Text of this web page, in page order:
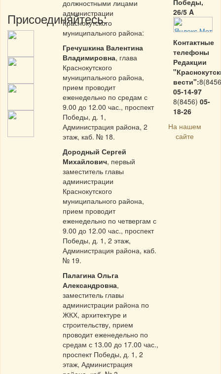
Присоединяйтесь:
должностными лицами
администрации
Краснокутского
муниципального района:
Гречушкина Валентина
Владимировна, глава
Краснокутского
муниципального района,
прием проводит
еженедельно по средам с
9.00 до 12.00 час., проспект
Победы, д. 1,
Администрация района, 2
этаж, каб. № 18.
Дородный Сергей
Михайлович, первый
заместитель главы
администрации
Краснокутского
муниципального района,
прием проводит
еженедельно по четвергам с
9.00 до 12.00 час., проспект
Победы, д. 1, 2 этаж,
Администрация района, каб.
№ 19.
Палагина Ольга
Александровна,
заместитель главы
администрации района по
ЖКХ, архитектуре и
строительству, прием
проводит еженедельно по
средам с 13.00 до 17.00 час.,
проспект Победы, д. 1, 2
этаж, Администрация
Победы,
26/5 A
Контактные
телефоны
Редакции
вести":
05-14-97
8(8456) 05-
18-26
На нашем
сайте